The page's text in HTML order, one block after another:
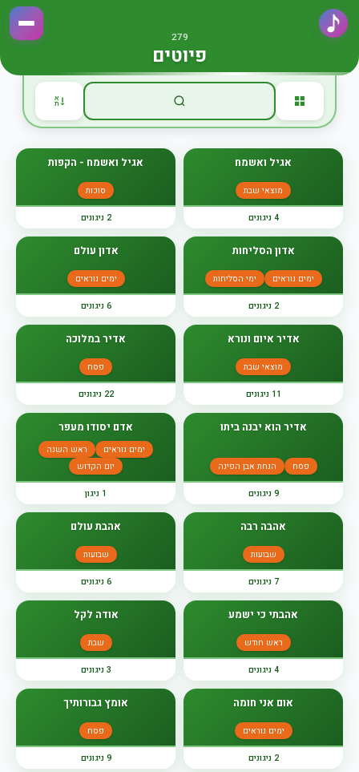
פיוטים
279
א
ת
אגיל ואשמח
מוצאי שבת
4 ניגונים
אגיל ואשמח - הקפות
סוכות
2 ניגונים
אדון הסליחות
ימים נוראים ימי הסליחות
2 ניגונים
אדון עולם
ימים נוראים
6 ניגונים
אדיר איום ונורא
מוצאי שבת
11 ניגונים
אדיר במלוכה
פסח
22 ניגונים
אדיר הוא יבנה ביתו
פסח הנחת אבן הפינה
9 ניגונים
אדם יסודו מעפר
ימים נוראים
ראש השנה
יום הקדוש
1 ניגון
אהבה רבה
שבועות
7 ניגונים
אהבת עולם
שבועות
6 ניגונים
אהבתי כי ישמע
ראש חודש
4 ניגונים
אודה לקל
שבת
3 ניגונים
אום אני חומה
ימים נוראים
2 ניגונים
אומץ גבורותיך
פסח
9 ניגונים